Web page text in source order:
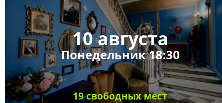
10 августа
Понедельник 18:30
19 свободных мест